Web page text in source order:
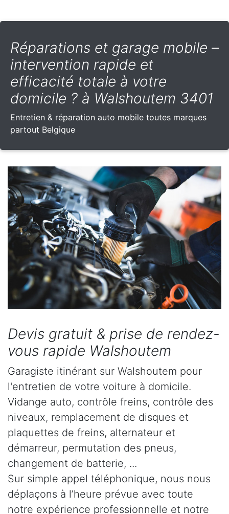
Réparations et garage mobile –
intervention rapide et
efficacité totale à votre
domicile ? à Walshoutem 3401
Entretien & réparation auto mobile toutes marques
partout Belgique
Devis gratuit & prise de rendez-
vous rapide Walshoutem
Garagiste itinérant sur Walshoutem pour
l'entretien de votre voiture à domicile.
Vidange auto, contrôle freins, contrôle des
niveaux, remplacement de disques et
plaquettes de freins, alternateur et
démarreur, permutation des pneus,
changement de batterie, ...
Sur simple appel téléphonique, nous nous
déplaçons à l’heure prévue avec toute
notre expérience professionnelle et notre